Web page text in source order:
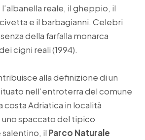
reale, il gheppio, il
e il barbagianni. Celebri
della farfalla monarca
cigni reali (1994).
alla definizione di un
nell’entroterra del comune
costa Adriatica in località
uno spaccato del tipico
il Parco Naturale